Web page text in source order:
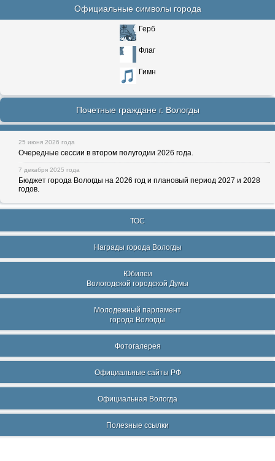
Официальные символы города
Герб
Флаг
Гимн
Почетные граждане г. Вологды
25 июня 2026 года
Очередные сессии в втором полугодии 2026 года.
7 декабря 2025 года
Бюджет города Вологды на 2026 год и плановый период 2027 и 2028
годов.
ТОС
Награды города Вологды
Юбилеи
Вологодской городской Думы
Молодежный парламент
города Вологды
Фотогалерея
Официальные сайты РФ
Официальная Вологда
Полезные ссылки